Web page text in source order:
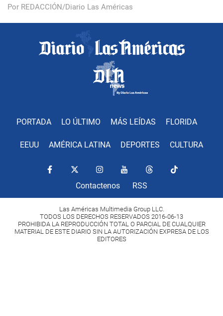
Por REDACCIÓN/Diario Las Américas
PORTADA LO ÚLTIMO MÁS LEÍDAS FLORIDA
EEUU AMÉRICA LATINA DEPORTES CULTURA
Contactenos RSS
Las Américas Multimedia Group LLC.
TODOS LOS DERECHOS RESERVADOS 2016-06-13
PROHIBIDA LA REPRODUCCIÓN TOTAL O PARCIAL DE CUALQUIER
MATERIAL DE ESTE DIARIO SIN LA AUTORIZACIÓN EXPRESA DE LOS
EDITORES